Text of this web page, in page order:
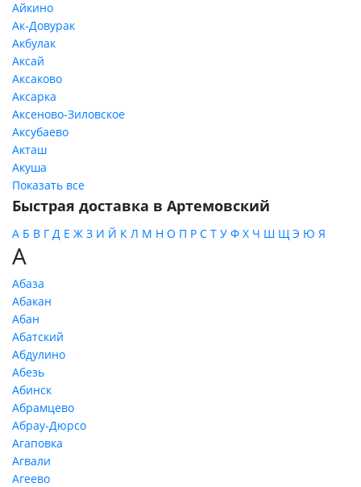
Айкино
Ак-Довурак
Акбулак
Аксай
Аксаково
Аксарка
Аксеново-Зиловское
Аксубаево
Акташ
Акуша
Показать все
Быстрая доставка в Артемовский
А Б В Г Д Е Ж З И Й К Л М Н О П Р С Т У Ф Х Ч Ш Щ Э Ю Я
А
Абаза
Абакан
Абан
Абатский
Абдулино
Абезь
Абинск
Абрамцево
Абрау-Дюрсо
Агаповка
Агвали
Агеево